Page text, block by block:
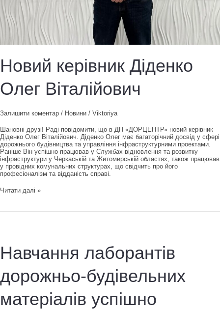
Новий керівник Діденко
Олег Віталійович
Залишити коментар / Новини / Viktoriya
Шановні друзі! Раді повідомити, що в ДП «ДОРЦЕНТР» новий керівник
Діденко Олег Віталійович. Діденко Олег має багаторічний досвід у сфері
дорожнього будівництва та управління інфраструктурними проектами.
Раніше Він успішно працював у Службах відновлення та розвитку
інфраструктури у Черкаській та Житомирській областях, також працював
у провідних комунальних структурах, що свідчить про його
професіоналізм та відданість справі.
Новий
Олег
Читати далі »
Навчання лаборантів
дорожньо-будівельних
матеріалів успішно